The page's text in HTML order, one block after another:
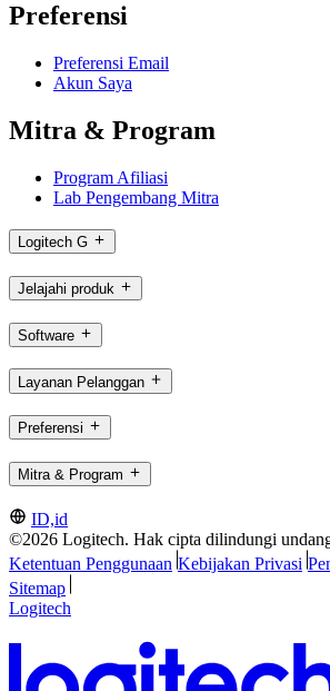
Preferensi
Preferensi Email
Akun Saya
Mitra & Program
Program Afiliasi
Lab Pengembang Mitra
Logitech G
Jelajahi produk
Software
Layanan Pelanggan
Preferensi
Mitra & Program
ID,id
©2026 Logitech. Hak cipta dilindungi
Ketentuan Penggunaan Kebijakan Privasi
Sitemap
Logitech